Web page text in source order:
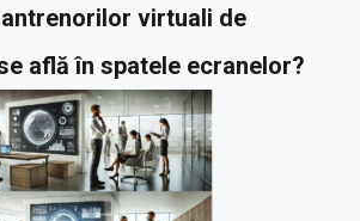
virtuali de
află în spatele ecranelor?